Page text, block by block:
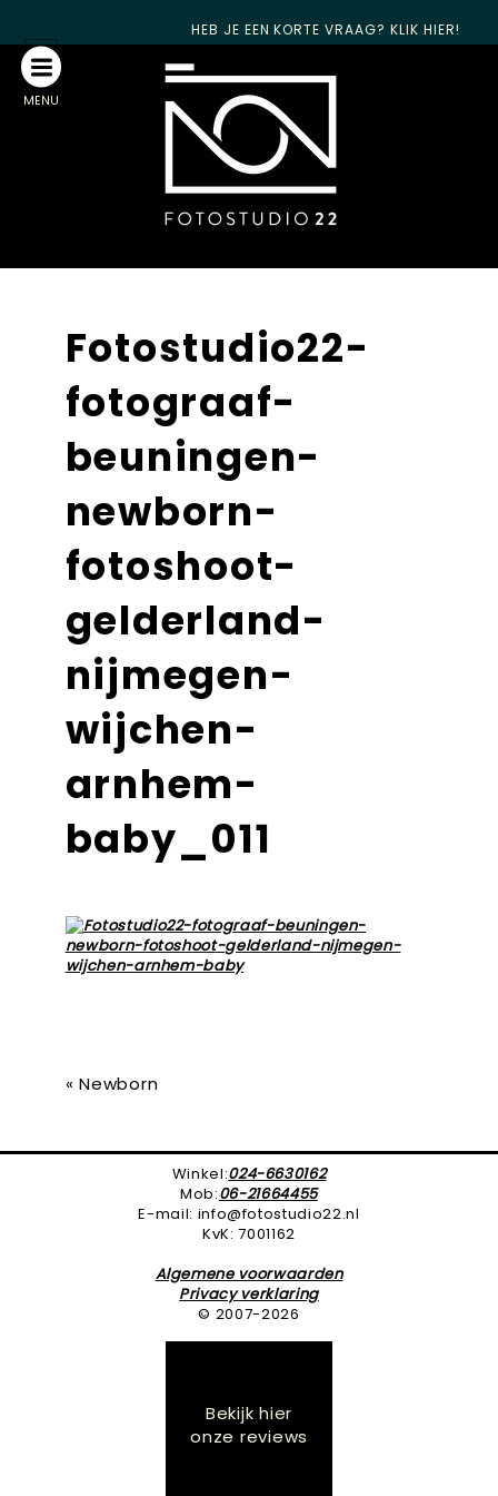
MENU
HEB JE EEN KORTE VRAAG? KLIK HIER!
Fotostudio22-
fotograaf-
beuningen-
newborn-
fotoshoot-
gelderland-
nijmegen-
wijchen-
arnhem-
baby_011
« Newborn
Winkel:024-6630162
Mob:06-21664455
E-mail: info@fotostudio22.nl
KvK: 7001162
Algemene voorwaarden
Privacy verklaring
© 2007-2026
Bekijk hier
onze reviews